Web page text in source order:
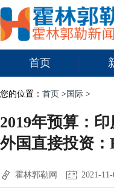
首页
您的位置： 首页 > 国际 >
2019年预算：
外国直接投资
霍林郭勒网 2021-